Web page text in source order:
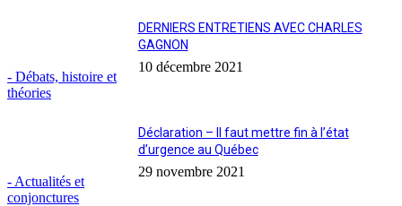
- Débats, histoire et
théories
DERNIERS ENTRETIENS AVEC CHARLES
GAGNON
10 décembre 2021
- Actualités et
conjonctures
Déclaration – Il faut mettre fin à l’état
d’urgence au Québec
29 novembre 2021